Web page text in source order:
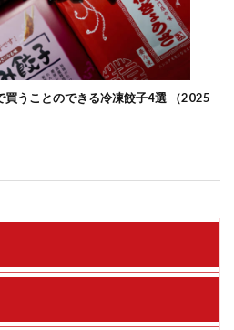
買うことのできる冷凍餃子4選 （2025